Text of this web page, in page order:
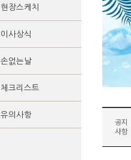
현장스케치
이사상식
손없는날
체크리스트
유의사항
공지
사항